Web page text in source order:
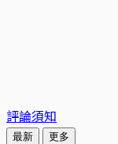
評論須知
最新 更多